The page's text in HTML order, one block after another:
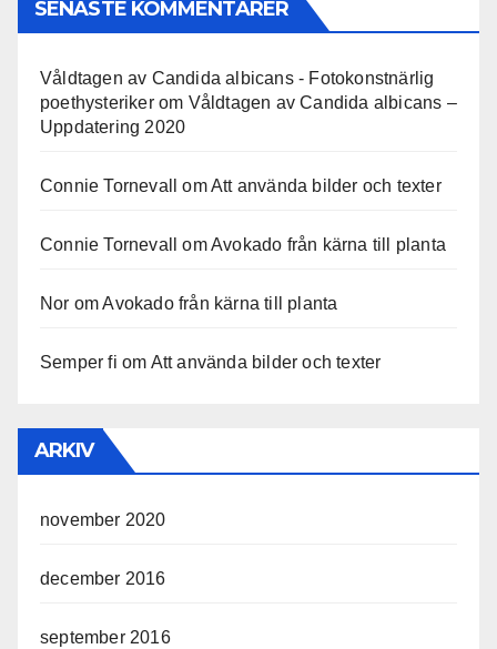
SENASTE KOMMENTARER
Våldtagen av Candida albicans - Fotokonstnärlig
poethysterikerom Våldtagen av Candida albicans –
Uppdatering 2020
Connie Tornevall omAtt använda bilder och texter
Connie Tornevall omAvokado från kärna till planta
Nor omAvokado från kärna till planta
Semper fi om Att använda bilder och texter
ARKIV
november 2020
december 2016
september 2016